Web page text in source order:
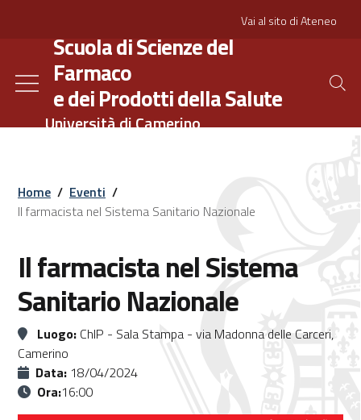
contenuto
Slim
Vai al sito di Ateneo
Scuola di Scienze del
Farmaco
e dei Prodotti della Salute
Università di Camerino
Home / Eventi /
Il farmacista nel Sistema Sanitario Nazionale
Il farmacista nel Sistema
Sanitario Nazionale
Luogo: ChIP - Sala Stampa - via Madonna delle Carceri,
Camerino
Data: 18/04/2024
Ora:16:00